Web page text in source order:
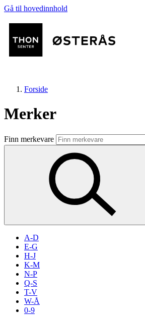
Gå til hovedinnhold
Butikker
Aktiviteter
Inspirasjon
Søk
Forside
Merker
Finn merkevare
A-D
E-G
H-J
K-M
N-P
Q-S
T-V
W-Å
0-9